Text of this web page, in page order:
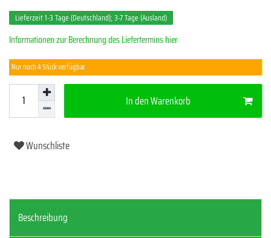
Lieferzeit 1-3 Tage (Deutschland); 3-7 Tage (Ausland)
Informationen zur Berechnung des Liefertermins hier
Nur noch 4 Stück verfügbar
In den Warenkorb
Wunschliste
Beschreibung